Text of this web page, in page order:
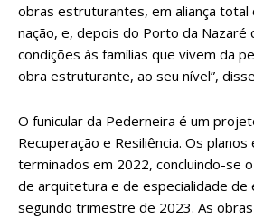
obras estruturantes, em aliança total
nação, e, depois do Porto da Nazaré
condições às famílias que vivem da
obra estruturante, ao seu nível”,
O funicular da Pederneira é um
Recuperação e Resiliência. Os
terminados em 2022, concluindo-se
de arquitetura e de especialidade de
segundo trimestre de 2023. As